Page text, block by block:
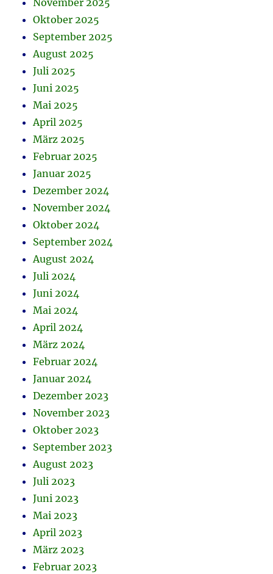
November 2025
Oktober 2025
September 2025
August 2025
Juli 2025
Juni 2025
Mai 2025
April 2025
März 2025
Februar 2025
Januar 2025
Dezember 2024
November 2024
Oktober 2024
September 2024
August 2024
Juli 2024
Juni 2024
Mai 2024
April 2024
März 2024
Februar 2024
Januar 2024
Dezember 2023
November 2023
Oktober 2023
September 2023
August 2023
Juli 2023
Juni 2023
Mai 2023
April 2023
März 2023
Februar 2023